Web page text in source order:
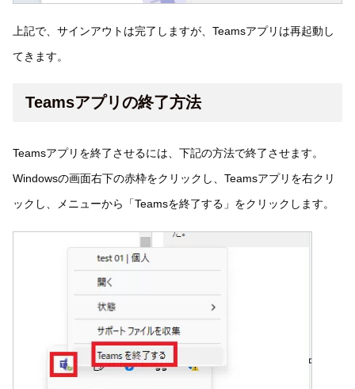
上記で、サインアウトは完了しますが、Teamsアプリは再起動し
てきます。
Teamsアプリの終了方法
Teamsアプリを終了させるには、下記の方法で終了させます。
Windowsの画面右下の赤枠をクリックし、Teamsアプリを右クリ
ックし、メニューから「Teamsを終了する」をクリックします。